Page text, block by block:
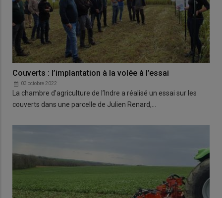
Couverts : l’implantation à la volée à l’essai
03 octobre 2022
La chambre d’agriculture de l’Indre a réalisé un essai sur les
couverts dans une parcelle de Julien Renard,…